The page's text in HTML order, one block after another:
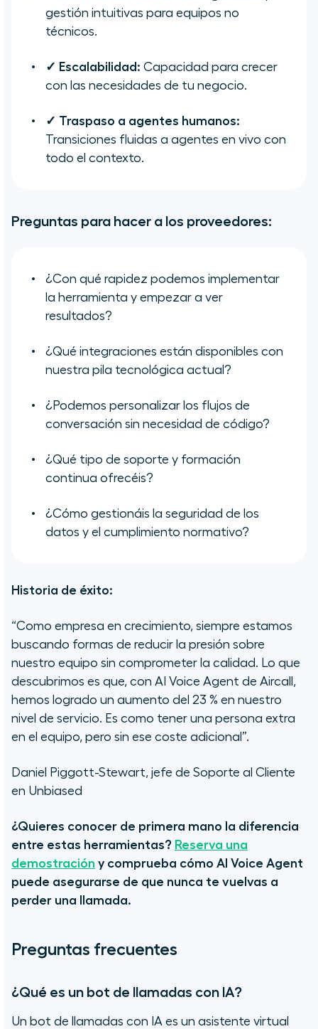
gestión intuitivas para equipos no
técnicos.
✓ Escalabilidad: Capacidad para crecer
con las necesidades de tu negocio.
✓ Traspaso a agentes humanos:
Transiciones fluidas a agentes en vivo con
todo el contexto.
Preguntas para hacer a los proveedores:
¿Con qué rapidez podemos implementar
la herramienta y empezar a ver
resultados?
¿Qué integraciones están disponibles con
nuestra pila tecnológica actual?
¿Podemos personalizar los flujos de
conversación sin necesidad de código?
¿Qué tipo de soporte y formación
continua ofrecéis?
¿Cómo gestionáis la seguridad de los
datos y el cumplimiento normativo?
Historia de éxito:
“Como empresa en crecimiento, siempre estamos
buscando formas de reducir la presión sobre
nuestro equipo sin comprometer la calidad. Lo que
descubrimos es que, con AI Voice Agent de Aircall,
hemos logrado un aumento del 23 % en nuestro
nivel de servicio. Es como tener una persona extra
en el equipo, pero sin ese coste adicional”.
Daniel Piggott-Stewart, jefe de Soporte al Cliente
en Unbiased
¿Quieres conocer de primera mano la diferencia
entre estas herramientas? Reserva una
demostración y comprueba cómo AI Voice Agent
puede asegurarse de que nunca te vuelvas a
perder una llamada.
Preguntas frecuentes
¿Qué es un bot de llamadas con IA?
Un bot de llamadas con IA es un asistente virtual